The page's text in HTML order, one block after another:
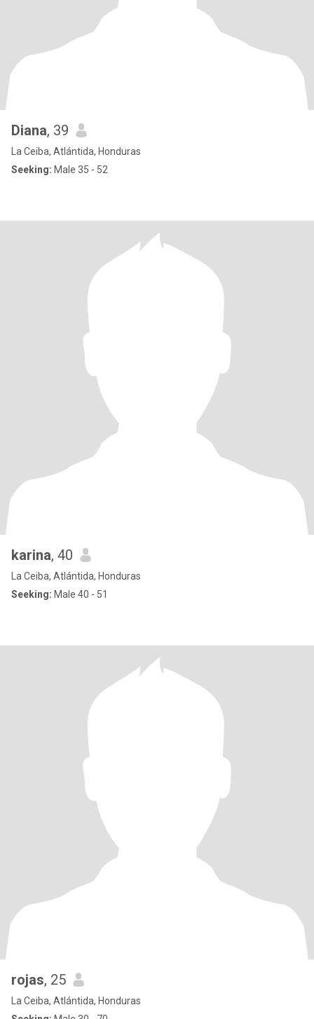
Diana, 39
La Ceiba, Atlántida, Honduras
Seeking: Male 35 - 52
karina, 40
La Ceiba, Atlántida, Honduras
Seeking: Male 40 - 51
rojas, 25
La Ceiba, Atlántida, Honduras